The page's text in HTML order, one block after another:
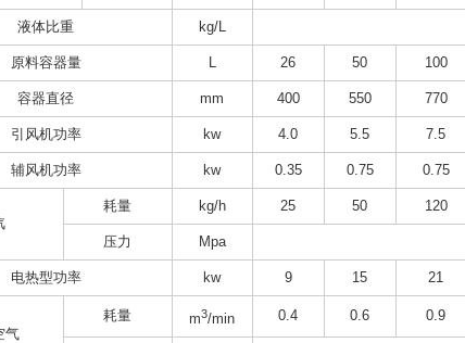
液体比重 kg/L
原料容器量 L 26 50 100
容器直径 mm 400 550 770
引风机功率 kw 4.0 5.5 7.5
辅风机功率 kw 0.35 0.75 0.75
耗量 kg/h 25 50 120
压力 Mpa
电热型功率 kw 9 15 21
气
耗量 m3/min 0.4 0.6 0.9